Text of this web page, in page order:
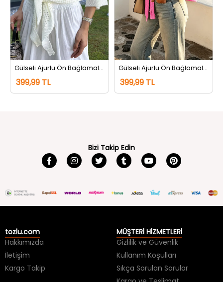
Gülseli Ajurlu Ön Bağlamalı Triko Hırka Krem
399,99 TL
Gülseli Ajurlu Ön Bağlamalı Triko Hırka Pembe
399,99 TL
Hakkımızda
İletişim
Kargo Takip
Gizlilik ve Güvenlik
Kullanım Koşulları
Sıkça Sorulan Sorular
Kargo ve Teslimat
İade ve Değişim